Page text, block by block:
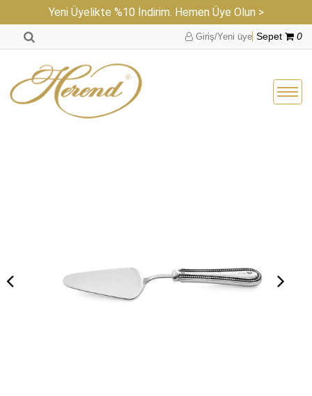
Yeni Üyelikte %10 İndirim. Hemen Üye Olun >
Giriş/Yeni üye Sepet 0